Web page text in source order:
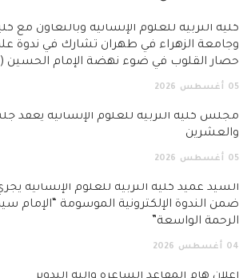
كلية التربية للعلوم الإنسانية وبالتعاون مع
وجامعة الزهراء في طهران تشارك في ندوة
حصار القلوب في ضوء نهضة الإمام الحسين
05 أغسطس 2026
مجلس كلية التربية للعلوم الإنسانية يعقد
والعشرين
05 أغسطس 2026
السيد عميد كلية التربية للعلوم الإنسانية
ضمن الندوة الإلكترونية الموسومة “الإمام
الرحمة الواسعة”
04 أغسطس 2026